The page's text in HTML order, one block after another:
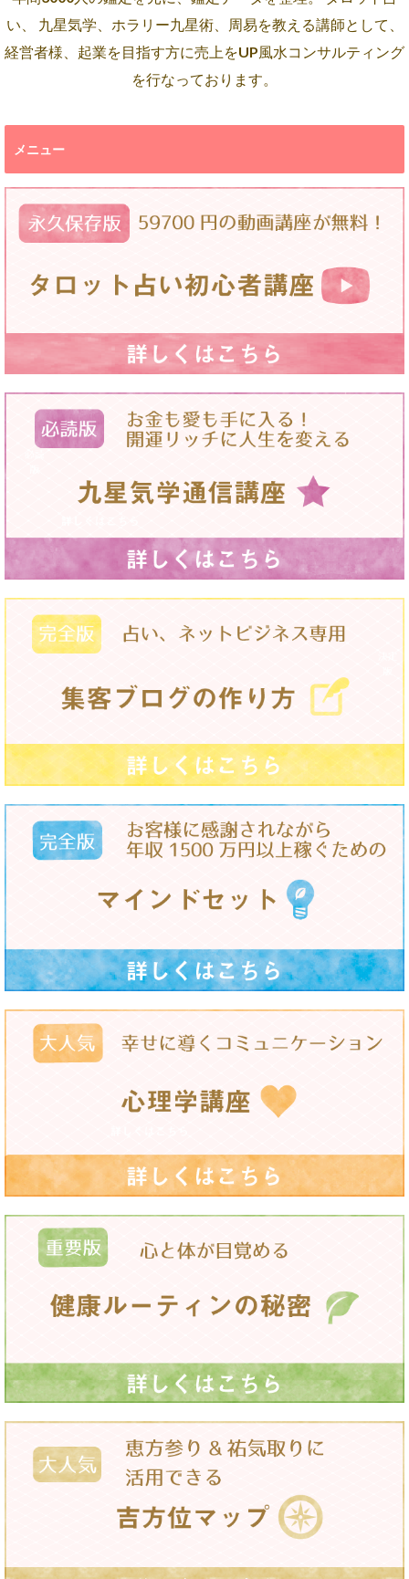
い、 九星気学、ホラリー九星術、周易を教える講師として、
経営者様、起業を目指す方に売上をUP風水コンサルティング
を行なっております。
メニュー